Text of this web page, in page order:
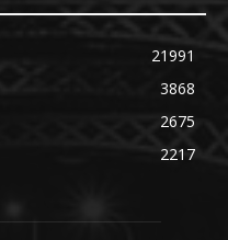
21991
3868
2675
2217